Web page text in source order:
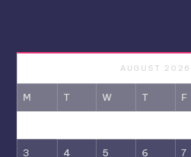
AUGUST 2026
M T W T F
3 4 5 6 7